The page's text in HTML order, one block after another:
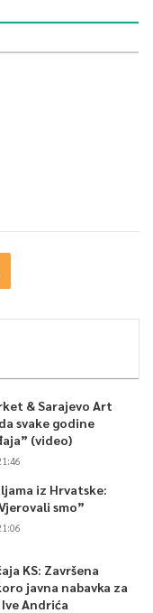
& Sarajevo Art
svake godine
(video)
iz Hrvatske:
smo”
KS: Završena
javna nabavka za
Andrića